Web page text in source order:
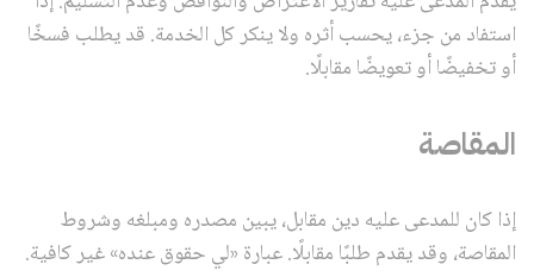
استفاد من جزء، يحسب أثره ولا ينكر كل الخدمة. قد يطلب فسخًا
أو تخفيضًا أو تعويضًا مقابلًا.
المقاصة
إذا كان للمدعى عليه دين مقابل، يبين مصدره ومبلغه وشروط
المقاصة، وقد يقدم طلبًا مقابلًا. عبارة «لي حقوق عنده» غير كافية.